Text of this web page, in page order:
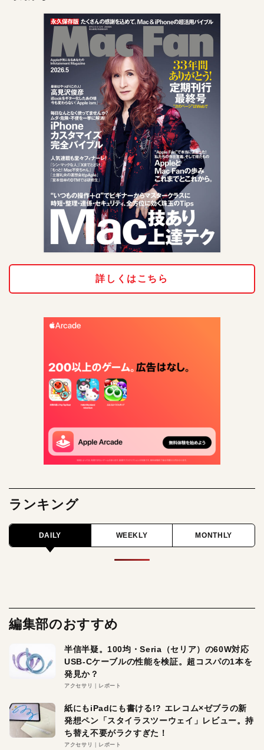
詳しくはこちら
ランキング
DAILY WEEKLY MONTHLY
編集部のおすすめ
半信半疑。100均・Seria（セリア）の60W対応
USB-Cケーブルの性能を検証。超コスパの1本を
発見か？
アクセサリ レポート
紙にもiPadにも書ける!? エレコム×ゼブラの新
発想ペン「スタイラスツーウェイ」レビュー。持
ち替え不要がラクすぎた！
アクセサリ レポート